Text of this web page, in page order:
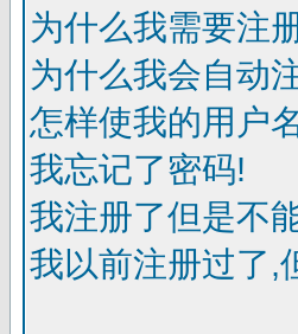
为什么我需要注
为什么我会自动
怎样使我的用户
我忘记了密码!
我注册了但是不
我以前注册过了,